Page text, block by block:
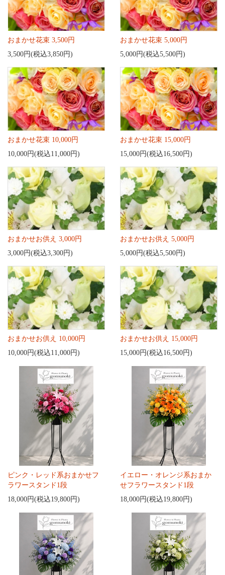
おまかせ花束 3,500円
3,500円(税込3,850円)
おまかせ花束 5,000円
5,000円(税込5,500円)
おまかせ花束 10,000円
10,000円(税込11,000円)
おまかせ花束 15,000円
15,000円(税込16,500円)
おまかせお供え 3,000円
3,000円(税込3,300円)
おまかせお供え 5,000円
5,000円(税込5,500円)
おまかせお供え 10,000円
10,000円(税込11,000円)
おまかせお供え 15,000円
15,000円(税込16,500円)
ピンク・レッド系おまかせフ
ラワースタンド1段
18,000円(税込19,800円)
イエロー・オレンジ系おまか
せフラワースタンド1段
18,000円(税込19,800円)